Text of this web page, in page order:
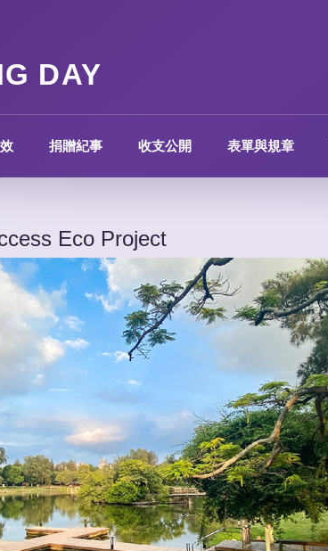
DAY
捐贈紀事 收支公開 表單與規章
Eco Project